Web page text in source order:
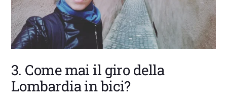
3. Come mai il giro della
Lombardia in bici?